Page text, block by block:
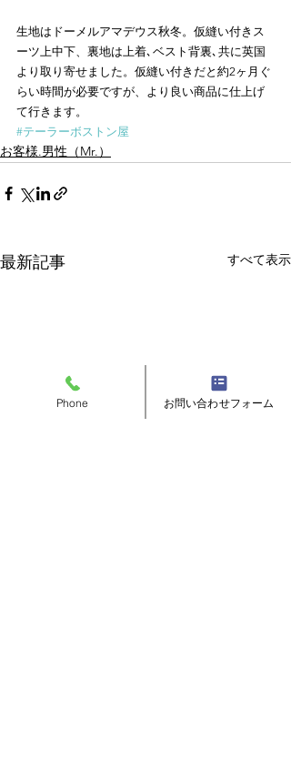
生地はドーメルアマデウス秋冬。仮縫い付きス
ーツ上中下、裏地は上着､ベスト背裏､共に英国
より取り寄せました。仮縫い付きだと約2ヶ月ぐ
らい時間が必要ですが、より良い商品に仕上げ
て行きます。
#テーラーボストン屋
お客様.男性（Mr.）
最新記事 すべて表示
Phone お問い合わせフォーム